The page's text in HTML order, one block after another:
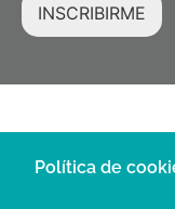
INSCRIBIRME
Política de